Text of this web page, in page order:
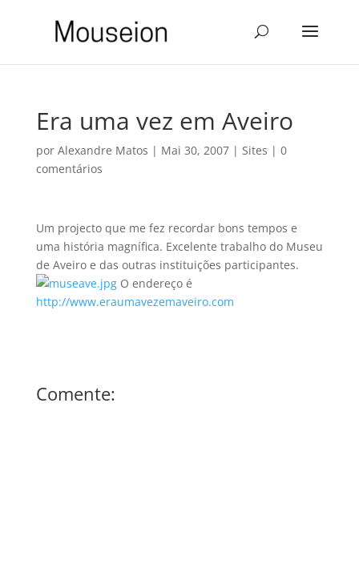
Era uma vez em Aveiro
por Alexandre Matos | Mai 30, 2007| Sites | 0
comentários
Um projecto que me fez recordar bons tempos e
uma história magnífica. Excelente trabalho do Museu
de Aveiro e das outras instituições participantes.
O endereço é
http://www.eraumavezemaveiro.com
Comente: